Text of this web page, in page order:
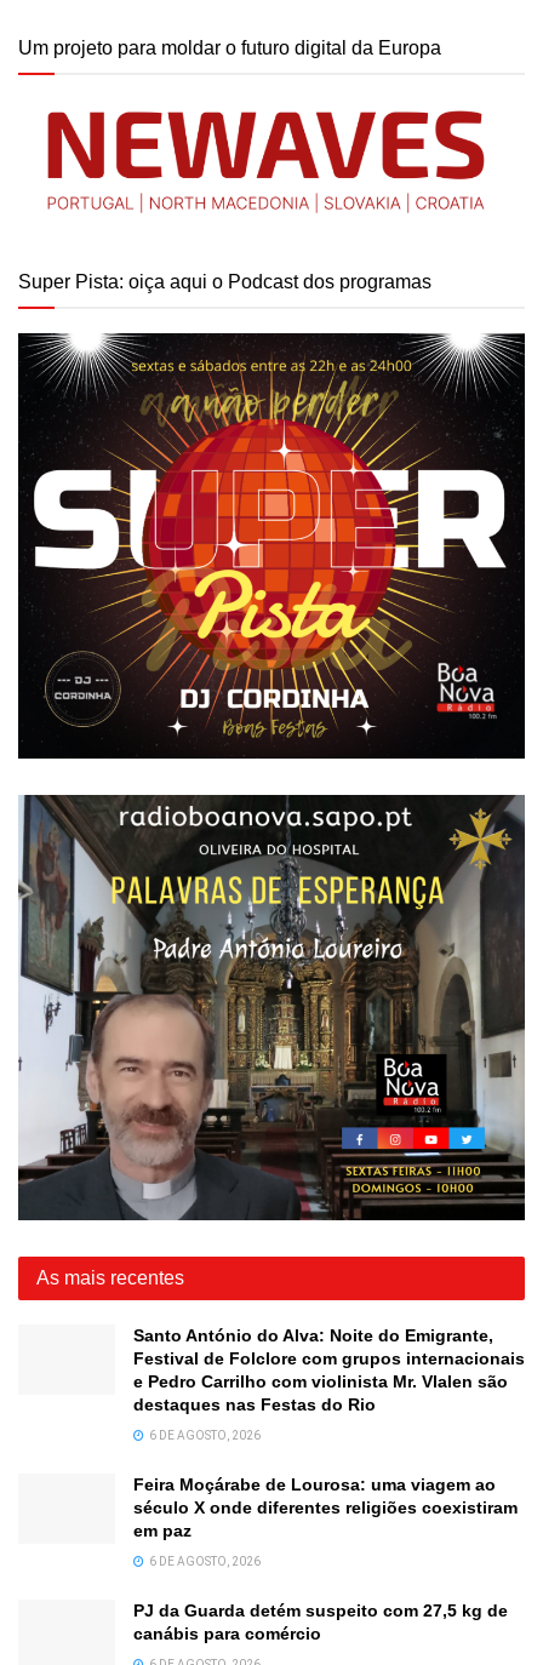
Um projeto para moldar o futuro digital da Europa
Super Pista: oiça aqui o Podcast dos programas
As mais recentes
Santo António do Alva: Noite do Emigrante,
Festival de Folclore com grupos internacionais
e Pedro Carrilho com violinista Mr. Vlalen são
destaques nas Festas do Rio
6 DE AGOSTO, 2026
Feira Moçárabe de Lourosa: uma viagem ao
século X onde diferentes religiões coexistiram
em paz
6 DE AGOSTO, 2026
PJ da Guarda detém suspeito com 27,5 kg de
canábis para comércio